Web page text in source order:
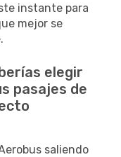
instante para
mejor se
elegir
pasajes de
saliendo